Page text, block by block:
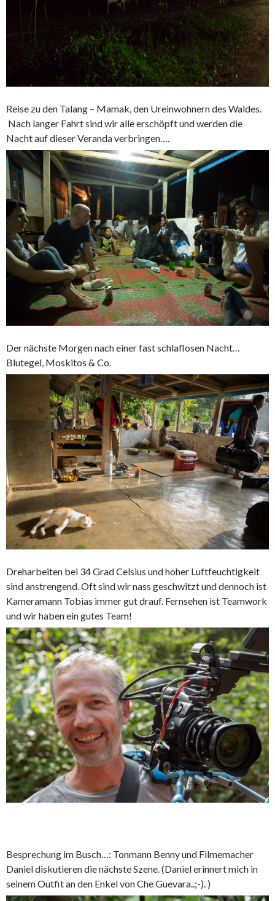
Reise zu den Talang – Mamak, den Ureinwohnern des Waldes.
Nach langer Fahrt sind wir alle erschöpft und werden die
Nacht auf dieser Veranda verbringen….
Der nächste Morgen nach einer fast schlaflosen Nacht…
Blutegel, Moskitos & Co.
Dreharbeiten bei 34 Grad Celsius und hoher Luftfeuchtigkeit
sind anstrengend. Oft sind wir nass geschwitzt und dennoch ist
Kameramann Tobias immer gut drauf. Fernsehen ist Teamwork
und wir haben ein gutes Team!
Besprechung im Busch…: Tonmann Benny und Filmemacher
Daniel diskutieren die nächste Szene. (Daniel erinnert mich in
seinem Outfit an den Enkel von Che Guevara..;-). )